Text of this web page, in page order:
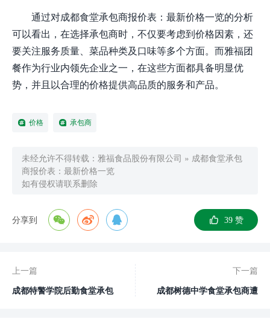
通过对成都食堂承包商报价表：最新价格一览的分析
可以看出，在选择承包商时，不仅要考虑到价格因素，还
要关注服务质量、菜品种类及口味等多个方面。而雅福团
餐作为行业内领先企业之一，在这些方面都具备明显优
势，并且以合理的价格提供高品质的服务和产品。
价格 承包商
未经允许不得转载： 雅福食品股份有限公司 » 成都食堂承包
商报价表：最新价格一览
如有侵权请联系删除
分享到 39 赞
上一篇
成都特警学院后勤食堂承包
下一篇
成都树德中学食堂承包商遭